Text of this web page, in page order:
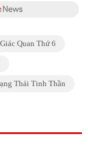
Giác Quan Thứ 6
Thái Tinh Thần